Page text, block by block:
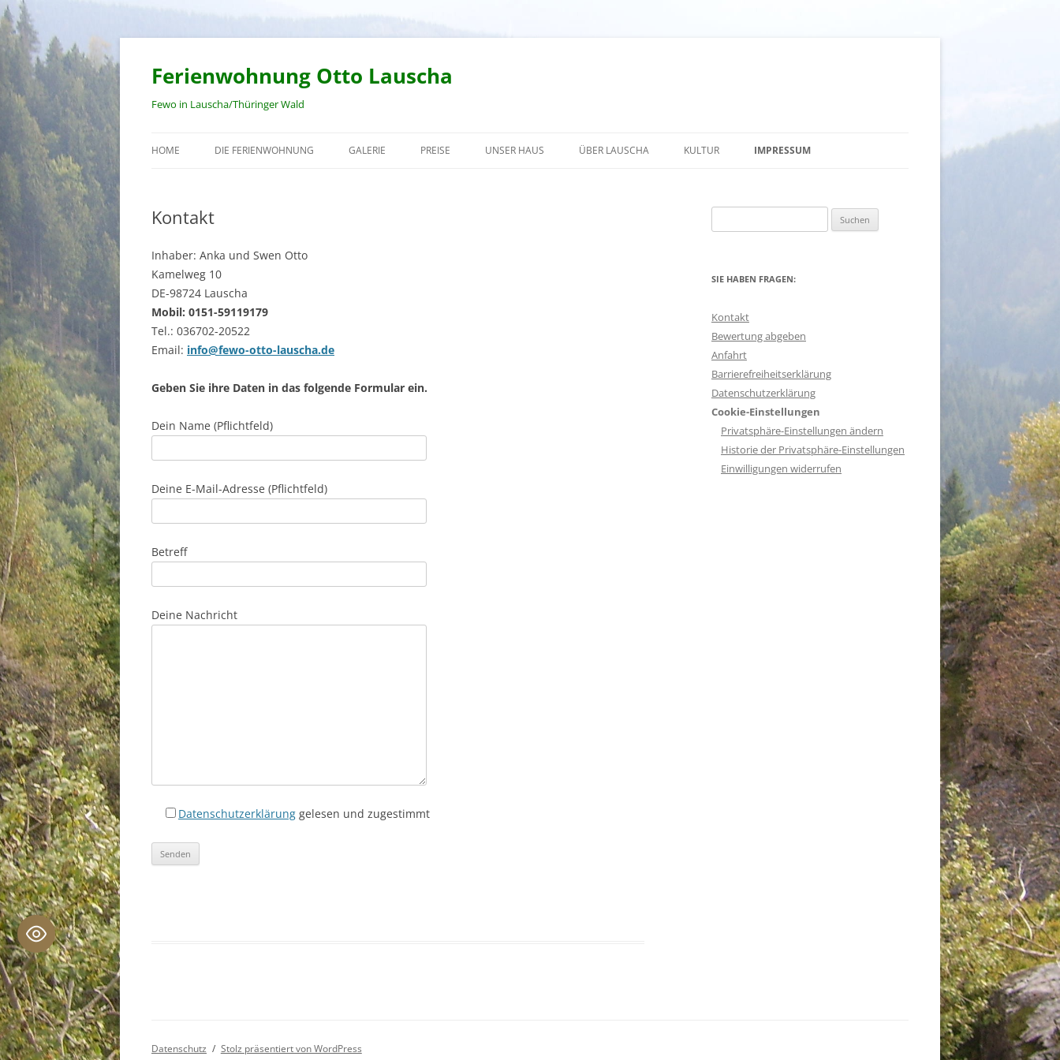
Zum
springen
Ferienwohnung Otto Lauscha
Fewo in Lauscha/Thüringer Wald
HOME DIE FERIENWOHNUNG GALERIE PREISE UNSER HAUS ÜBER LAUSCHA KULTUR IMPRESSUM
Kontakt
Inhaber: Anka und Swen Otto
Kamelweg 10
DE-98724 Lauscha
Mobil: 0151-59119179
Tel.: 036702-20522
Email: info@fewo-otto-lauscha.de
Geben Sie ihre Daten in das folgende Formular ein.
Dein Name (Pflichtfeld)
Deine E-Mail-Adresse (Pflichtfeld)
Betreff
Deine Nachricht
Datenschutzerklärung gelesen und zugestimmt
i
nach:
SIE HABEN FRAGEN:
Kontakt
Bewertung abgeben
Anfahrt
Barrierefreiheitserklärung
Datenschutzerklärung
Cookie-Einstellungen
Privatsphäre-Einstellungen ändern
Historie der Privatsphäre-Einstellungen
Einwilligungen widerrufen
Datenschutz Stolz präsentiert von WordPress
Anfallsicherheit
freundlicher Modus
sicherer Modus